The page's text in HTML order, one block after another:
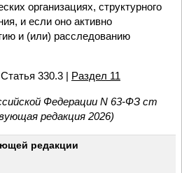
организациях, структурного
и если оно активно
и (или) расследованию
330.3 | Раздел 11
Федерации N 63-ФЗ ст
редакция 2026)
редакции